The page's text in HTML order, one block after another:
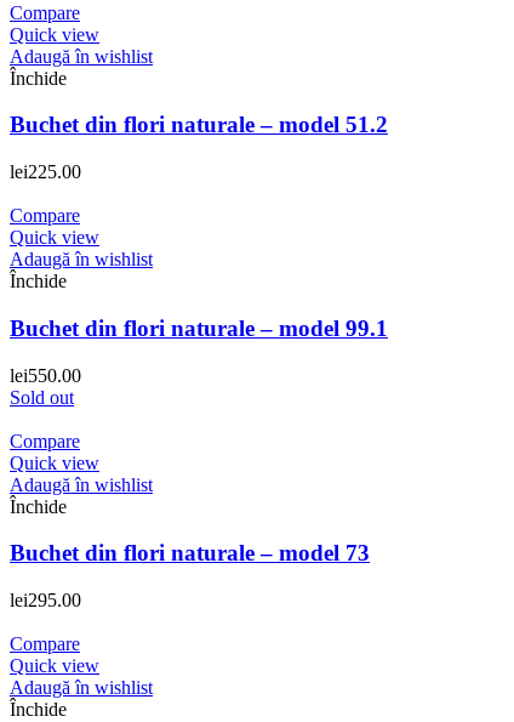
Compare
Quick view
Adaugă în wishlist
Închide
Buchet din flori naturale – model 51.2
lei225.00
Compare
Quick view
Adaugă în wishlist
Închide
Buchet din flori naturale – model 99.1
lei550.00
Sold out
Compare
Quick view
Adaugă în wishlist
Închide
Buchet din flori naturale – model 73
lei295.00
Compare
Quick view
Adaugă în wishlist
Închide